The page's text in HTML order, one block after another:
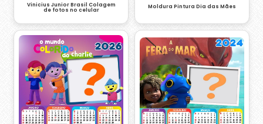
Vinicius Junior Brasil Colagem
de fotos no celular
Moldura Pintura Dia das Mães